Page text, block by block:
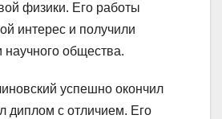
физики. Его работы
интерес и получили
научного общества.
успешно окончил
диплом с отличием. Его